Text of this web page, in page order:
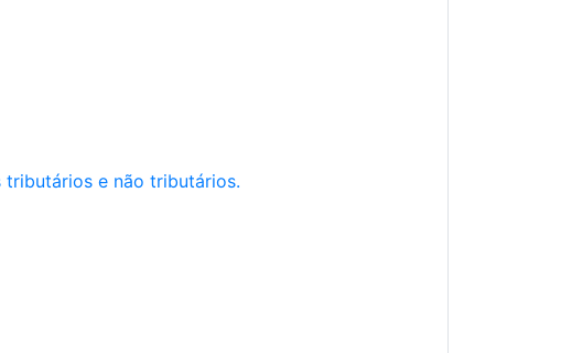
e não tributários.